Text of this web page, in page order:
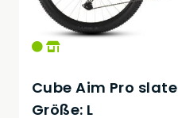
Cube Aim Pro
Größe: L